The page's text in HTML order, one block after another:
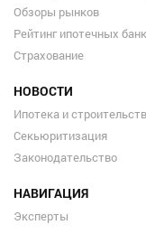
Обзоры рынков
Рейтинг ипотечных
Страхование
НОВОСТИ
Ипотека и
Секьюритизация
Законодательство
НАВИГАЦИЯ
Эксперты